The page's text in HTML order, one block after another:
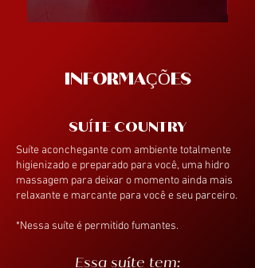
INFORMAÇÕES
SUÍTE COUNTRY
Suíte aconchegante com ambiente totalmente
higienizado e preparado para você, uma hidro
massagem para deixar o momento ainda mais
relaxante e marcante para você e seu parceiro​.
*Nessa suíte é permitido fumantes.
Essa suíte tem: